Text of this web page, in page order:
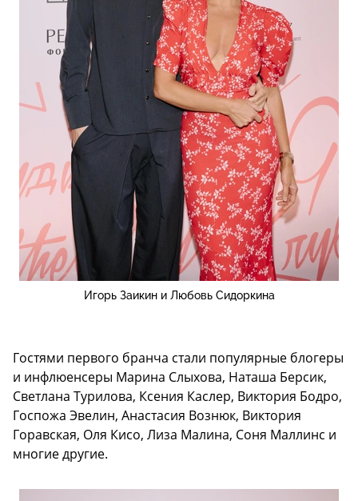
Игорь Заикин и Любовь Сидоркина
Гостями первого бранча стали популярные блогеры
и инфлюенсеры Марина Слыхова, Наташа Берсик,
Светлана Турилова, Ксения Каслер, Виктория Бодро,
Госпожа Эвелин, Анастасия Вознюк, Виктория
Горавская, Оля Кисо, Лиза Малина, Соня Маллинс и
многие другие.